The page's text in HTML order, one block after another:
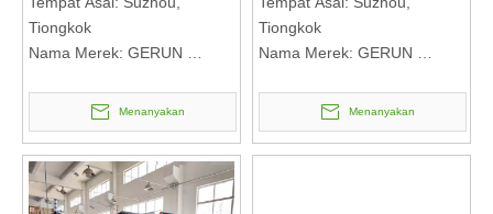
Tiongkok
Nama Merek: GERUN
Syarat Pembayaran &
Pengiriman:
Jumlah Pesanan Minimum:
1set
Harga: RMB Bertemu untuk
Menanyakan
Tiongkok
Nama Merek: GERUN
Syarat Pembayaran &
Pengiriman:
Jumlah Pesanan Minimum:
Menanyakan